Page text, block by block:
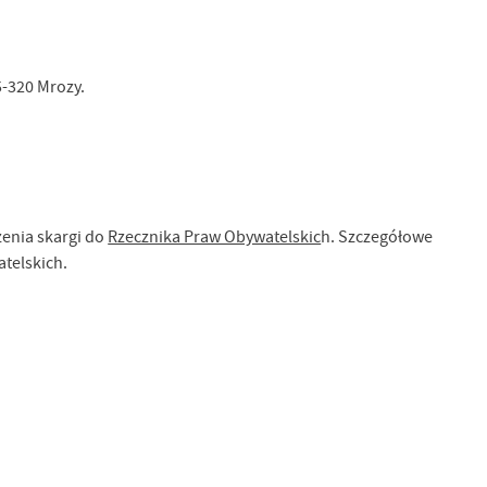
320 Mrozy.
skargi do Rzecznika Praw Obywatelskich. Szczegółowe